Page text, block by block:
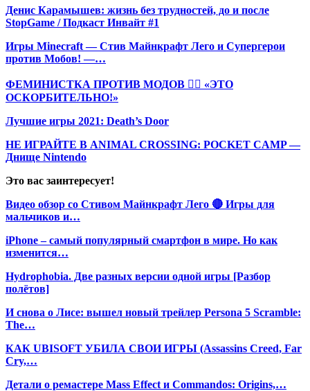
Денис Карамышев: жизнь без трудностей, до и после
StopGame / Подкаст Инвайт #1
Игры Minecraft — Стив Майнкрафт Лего и Супергерои
против Мобов! —…
ФЕМИНИСТКА ПРОТИВ МОДОВ 🤦‍♀️ «ЭТО
ОСКОРБИТЕЛЬНО!»
Лучшие игры 2021: Death’s Door
НЕ ИГРАЙТЕ В ANIMAL CROSSING: POCKET CAMP —
Днище Nintendo
Это вас заинтересует!
Видео обзор со Стивом Майнкрафт Лего 🔴 Игры для
мальчиков и…
iPhone – самый популярный смартфон в мире. Но как
изменится…
Hydrophobia. Две разных версии одной игры [Разбор
полётов]
И снова о Лисе: вышел новый трейлер Persona 5 Scramble:
The…
КАК UBISOFT УБИЛА СВОИ ИГРЫ (Assassins Creed, Far
Cry,…
Детали о ремастере Mass Effect и Commandos: Origins,…